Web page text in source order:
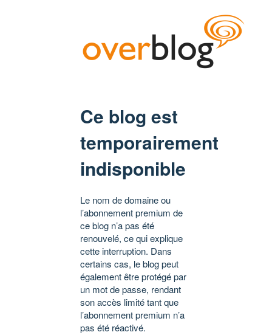
Ce blog est
temporairement
indisponible
Le nom de domaine ou
l’abonnement premium de
ce blog n’a pas été
renouvelé, ce qui explique
cette interruption. Dans
certains cas, le blog peut
également être protégé par
un mot de passe, rendant
son accès limité tant que
l’abonnement premium n’a
pas été réactivé.